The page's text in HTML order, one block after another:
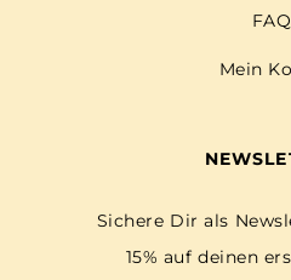
FAQ
Mein
Sichere Dir als
15% auf deinen